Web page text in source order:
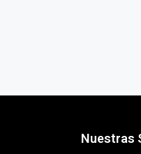
Nuestras